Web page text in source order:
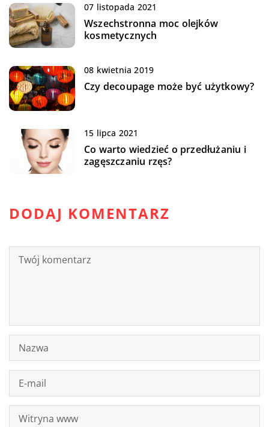
07 listopada 2021
Wszechstronna moc olejków
kosmetycznych
08 kwietnia 2019
Czy decoupage może być użytkowy?
15 lipca 2021
Co warto wiedzieć o przedłużaniu i
zagęszczaniu rzęs?
DODAJ KOMENTARZ